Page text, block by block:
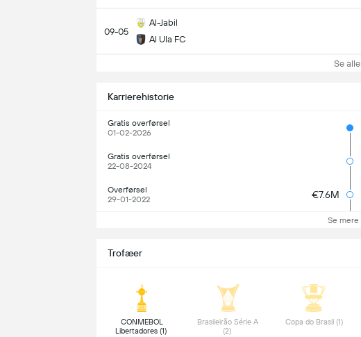
09-05
Al-Jabil
Al Ula FC
Se alle
Karrierehistorie
Gratis overførsel
01-02-2026
Gratis overførsel
22-08-2024
Overførsel
29-01-2022
€7.6M
Se mere
Trofæer
CONMEBOL
Libertadores (1)
Brasileirão Série A
(2)
Copa do Brasil (1)